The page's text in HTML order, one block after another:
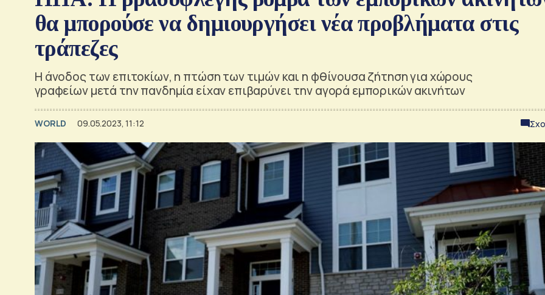
θα μπορούσε να δημιουργήσει νέα προβλήματα στις
τράπεζες
Η άνοδος των επιτοκίων, η πτώση των τιμών και η φθίνουσα ζήτηση για χώρους
γραφείων μετά την πανδημία είχαν επιβαρύνει την αγορά εμπορικών ακινήτων
WORLD 09.05.2023, 11:12